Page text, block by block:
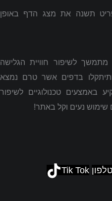
תשנה את מצג הדף באופן
מתמשך לשיפור חוויית הגלישה
בדפים אשר טרם נמצא
באמצעים טכנולוגיים לשיפור
שימוש נעים וקל באתר!
טלפון Tik Tok